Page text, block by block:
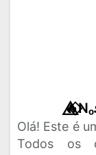
Olá! Este é
Todos os